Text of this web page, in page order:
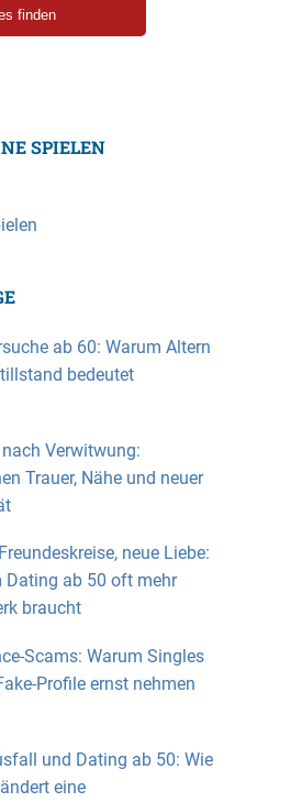
SPIELEN
ab 60: Warum Altern
bedeutet
Verwitwung:
Trauer, Nähe und neuer
neue Liebe:
Dating ab 50 oft mehr
braucht
Scams: Warum Singles
Profile ernst nehmen
und Dating ab 50: Wie
eine